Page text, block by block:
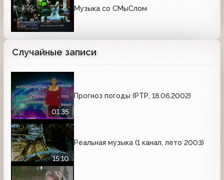
Музыка со СМыСлом
Случайные записи
01:35
Прогноз погоды (РТР, 18.06.2002)
15:10
Реальная музыка (1 канал, лето 2003)